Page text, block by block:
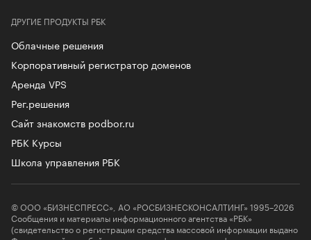
ДРУГИЕ ПРОДУКТЫ РБК
Облачные решения
Корпоративный регистратор доменов
Аренда VPS
Рег.решения
Сайт знакомств podbor.ru
РБК Курсы
Школа управления РБК
© ООО «БИЗНЕСПРЕСС», АО «РОСБИЗНЕСКОНСАЛТИНГ» 1995–2026
Сообщения и материалы информационного агентства «РБК»
(свидетельство о регистрации средства массовой информации выдано